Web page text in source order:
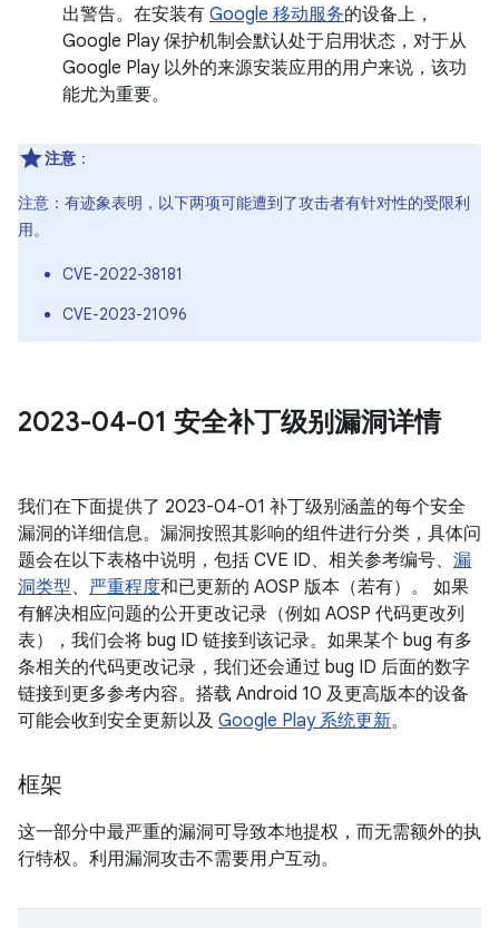
出警告。在安装有 Google 移动服务的设备上，
Google Play 保护机制会默认处于启用状态，对于从
Google Play 以外的来源安装应用的用户来说，该功
能尤为重要。
注意 ：
注意：有迹象表明，以下两项可能遭到了攻击者有针对性的受限利
用。
CVE-2022-38181
CVE-2023-21096
2023-04-01 安全补丁级别漏洞详情
我们在下面提供了 2023-04-01 补丁级别涵盖的每个安全
漏洞的详细信息。漏洞按照其影响的组件进行分类，具体问
题会在以下表格中说明，包括 CVE ID、相关参考编号、 漏
洞类型、 严重程度和已更新的 AOSP 版本（若有）。 如果
有解决相应问题的公开更改记录（例如 AOSP 代码更改列
表），我们会将 bug ID 链接到该记录。如果某个 bug 有多
条相关的代码更改记录，我们还会通过 bug ID 后面的数字
链接到更多参考内容。搭载 Android 10 及更高版本的设备
可能会收到安全更新以及 Google Play 系统更新。
框架
这一部分中最严重的漏洞可导致本地提权，而无需额外的执
行特权。利用漏洞攻击不需要用户互动。